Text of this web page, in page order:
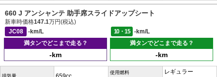
660 J アンシャンテ 助手席スライドアップシート
新車時価格147.1万円(税込)
JC08
-km/L 10・15
-km/L
満タンでどこまで走る？
-km
満タンでどこまで走る？
-km
排気量
使用燃料
レギュラー